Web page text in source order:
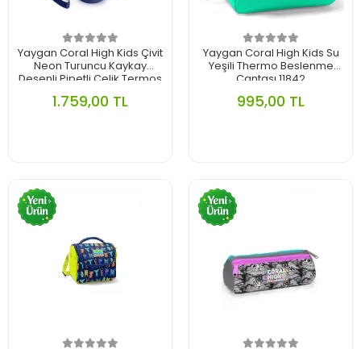
Yaygan Coral High Kids Çivit
Neon Turuncu Kaykay
Desenli Pipetli Çelik Termos
1.759,00 TL
Yaygan Coral High Kids Su
Yeşili Thermo Beslenme
Çantası 11842
995,00 TL